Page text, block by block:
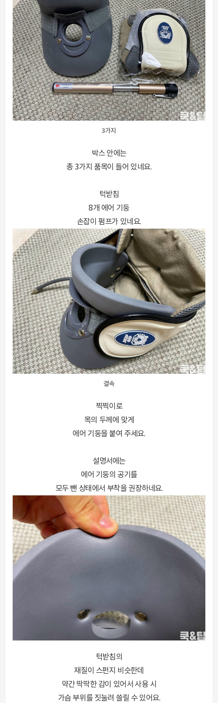
3가지
박스 안에는
총 3가지 품목이 들어 있네요.
턱받침
8개 에어 기둥
손잡이 펌프가 있네요.
결속
찍찍이로
목의 두께에 맞게
에어 기둥을 붙여 주세요.
설명서에는
에어 기둥의 공기를
모두 뺀 상태에서 부착을 권장하네요.
턱받침의
재질이 스펀지 비슷한데
약간 딱딱한 감이 있어서 사용 시
가슴 부위를 짓눌려 쓸릴 수 있어요.